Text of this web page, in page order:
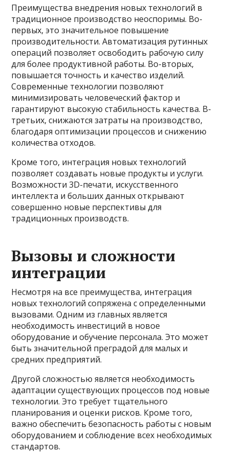
Преимущества внедрения новых технологий в
традиционное производство неоспоримы. Во-
первых, это значительное повышение
производительности. Автоматизация рутинных
операций позволяет освободить рабочую силу
для более продуктивной работы. Во-вторых,
повышается точность и качество изделий.
Современные технологии позволяют
минимизировать человеческий фактор и
гарантируют высокую стабильность качества. В-
третьих, снижаются затраты на производство,
благодаря оптимизации процессов и снижению
количества отходов.
Кроме того, интеграция новых технологий
позволяет создавать новые продукты и услуги.
Возможности 3D-печати, искусственного
интеллекта и больших данных открывают
совершенно новые перспективы для
традиционных производств.
Вызовы и сложности
интеграции
Несмотря на все преимущества, интеграция
новых технологий сопряжена с определенными
вызовами. Одним из главных является
необходимость инвестиций в новое
оборудование и обучение персонала. Это может
быть значительной преградой для малых и
средних предприятий.
Другой сложностью является необходимость
адаптации существующих процессов под новые
технологии. Это требует тщательного
планирования и оценки рисков. Кроме того,
важно обеспечить безопасность работы с новым
оборудованием и соблюдение всех необходимых
стандартов.